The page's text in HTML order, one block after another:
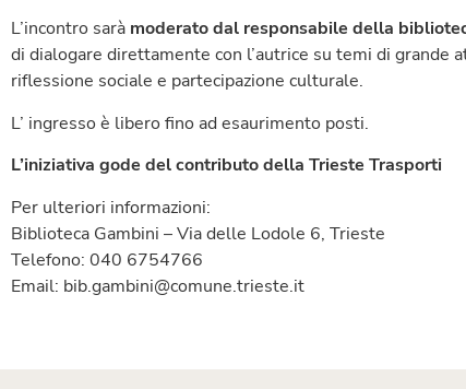
L’incontro sarà moderato dal responsabile della
di dialogare direttamente con l’autrice su temi di grande
riflessione sociale e partecipazione culturale.
L’ ingresso è libero fino ad esaurimento posti.
L’iniziativa gode del contributo della Trieste Trasporti
Per ulteriori informazioni:
Biblioteca Gambini – Via delle Lodole 6, Trieste
Telefono: 040 6754766
Email: bib.gambini@comune.trieste.it